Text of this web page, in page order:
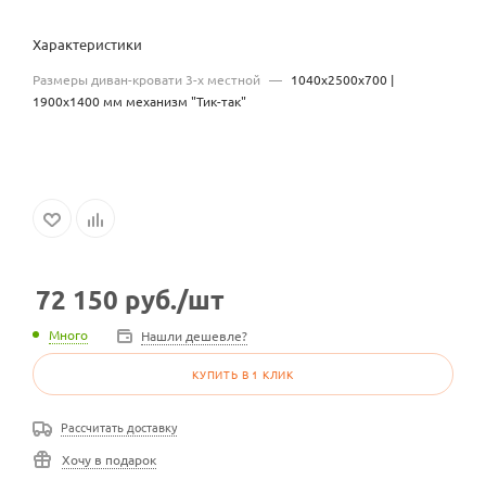
Характеристики
Размеры диван-кровати 3-х местной — 1040х2500х700 |
1900x1400 мм механизм "Тик-так"
72 150 руб./шт
Много Нашли дешевле?
КУПИТЬ В 1 КЛИК
Рассчитать доставку
Хочу в подарок